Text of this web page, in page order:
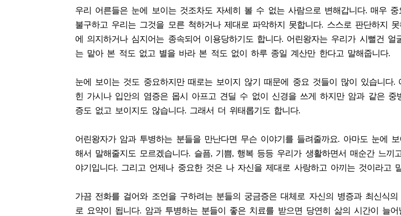
우리 어른들은 눈에 보이는 것조차도 자세히 볼 수 없는 사람으로 변해갑니다. 매우
불구하고 우리는 그것을 모른 척하거나 제대로 파악하지 못합니다. 스스로 판단하지
에 의지하거나 심지어는 종속되어 이용당하기도 합니다. 어린왕자는 우리가 시뻘건 얼
는 맡아 본 적도 없고 별을 바라 본 적도 없이 하루 종일 계산만 한다고 말해줍니다.
눈에 보이는 것도 중요하지만 때로는 보이지 않기 때문에 중요 것들이 많이 있습니다
힌 가시나 입안의 염증은 몹시 아프고 견딜 수 없이 신경을 쓰게 하지만 암과 같은 중
증도 없고 보이지도 않습니다. 그래서 더 위태롭기도 합니다.
어린왕자가 암과 투병하는 분들을 만난다면 무슨 이야기를 들려줄까요. 아마도 눈에
해서 말해줄지도 모르겠습니다. 슬픔, 기쁨, 행복 등등 우리가 생활하면서 매순간 느끼
야기입니다. 그리고 언제나 중요한 것은 나 자신을 제대로 사랑하고 아끼는 것이라고
가끔 전화를 걸어와 조언을 구하려는 분들의 궁금증은 대체로 자신의 병증과 최신식
로 요약이 됩니다. 암과 투병하는 분들이 좋은 치료를 받으면 당연히 삶의 시간이 늘